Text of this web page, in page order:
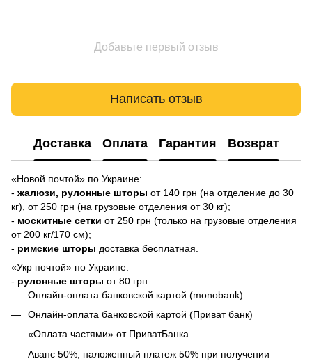
Добавьте первый отзыв
Написать отзыв
Доставка Оплата Гарантия Возврат
«Новой почтой» по Украине:
- жалюзи, рулонные шторы от 140 грн (на отделение до 30
кг), от 250 грн (на грузовые отделения от 30 кг);
- москитные сетки от 250 грн (только на грузовые отделения
от 200 кг/170 см);
- римские шторы доставка бесплатная.
«Укр почтой» по Украине:
- рулонные шторы от 80 грн.
Онлайн-оплата банковской картой (monobank)
Онлайн-оплата банковской картой (Приват банк)
«Оплата частями» от ПриватБанка
Аванс 50%, наложенный платеж 50% при получении